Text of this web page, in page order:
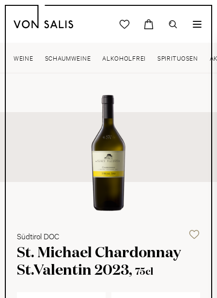
WEINE SCHAUMWEINE ALKOHOLFREI SPIRITUOSEN
Südtirol DOC
St. Michael Chardonnay
St.Valentin 2023, 75cl